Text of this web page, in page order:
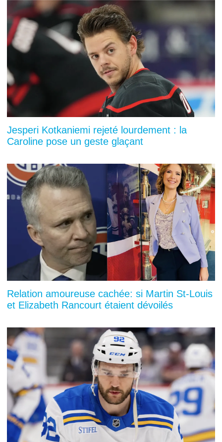
Jesperi Kotkaniemi rejeté lourdement : la
Caroline pose un geste glaçant
Relation amoureuse cachée: si Martin St-Louis
et Elizabeth Rancourt étaient dévoilés